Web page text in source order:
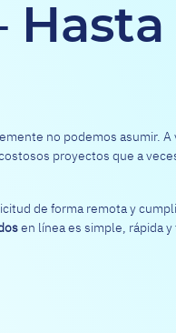
no podemos asumir.
proyectos que a
de forma remota y
en línea es simple, rápida